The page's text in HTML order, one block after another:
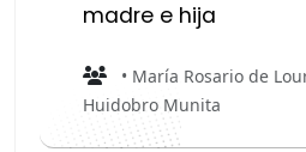
madre e hija
• María Rosario de
Huidobro Munita